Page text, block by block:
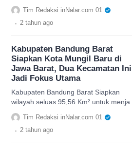
kota mandiri di Jawa Barat, dua
kecamatan akan diboyong pergi.
Tim Redaksi inNalar.com 01
. 2 tahun ago
Kabupaten Bandung Barat
Siapkan Kota Mungil Baru di
Jawa Barat, Dua Kecamatan Ini
Jadi Fokus Utama
Kabupaten Bandung Barat Siapkan
wilayah seluas 95,56 Km² untuk menjadi
kota mandiri di Jawa Barat, dua
kecamatan akan diboyong pergi.
Tim Redaksi inNalar.com 01
. 2 tahun ago